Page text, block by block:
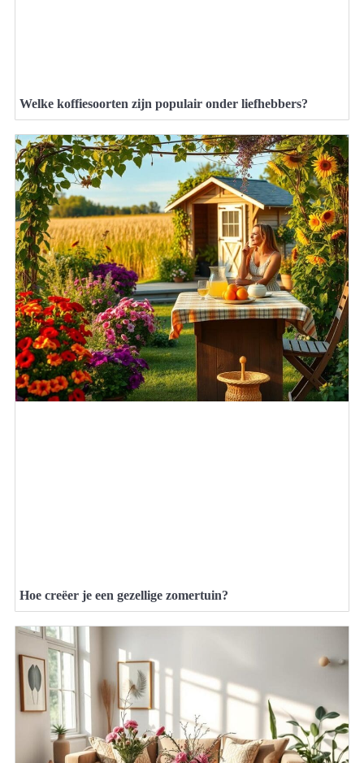
Welke koffiesoorten zijn populair onder liefhebbers?
Hoe creëer je een gezellige zomertuin?